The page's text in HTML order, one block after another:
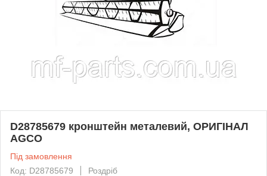
D28785679 кронштейн металевий, ОРИГІНАЛ
AGCO
Під замовлення
Код: D28785679
Роздріб